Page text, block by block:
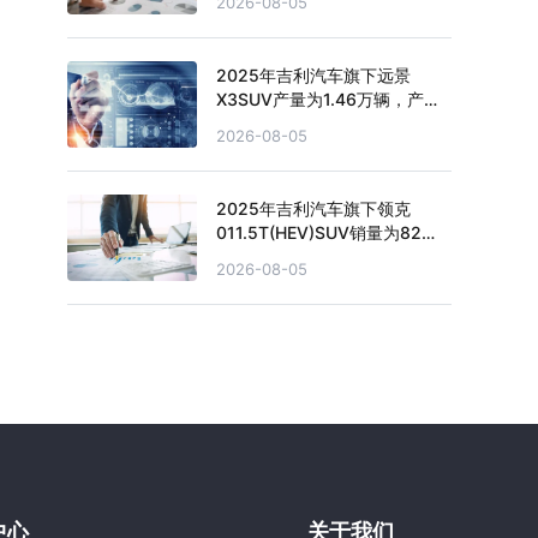
2025年吉利汽车旗下远景
X3SUV产量为1.46万辆，产量
2026-08-05
2025年吉利汽车旗下领克
011.5T(HEV)SUV销量为82
2026-08-05
心 关于我们